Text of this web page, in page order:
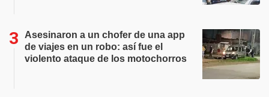
Asesinaron a un chofer de una app
de viajes en un robo: así fue el
violento ataque de los motochorros